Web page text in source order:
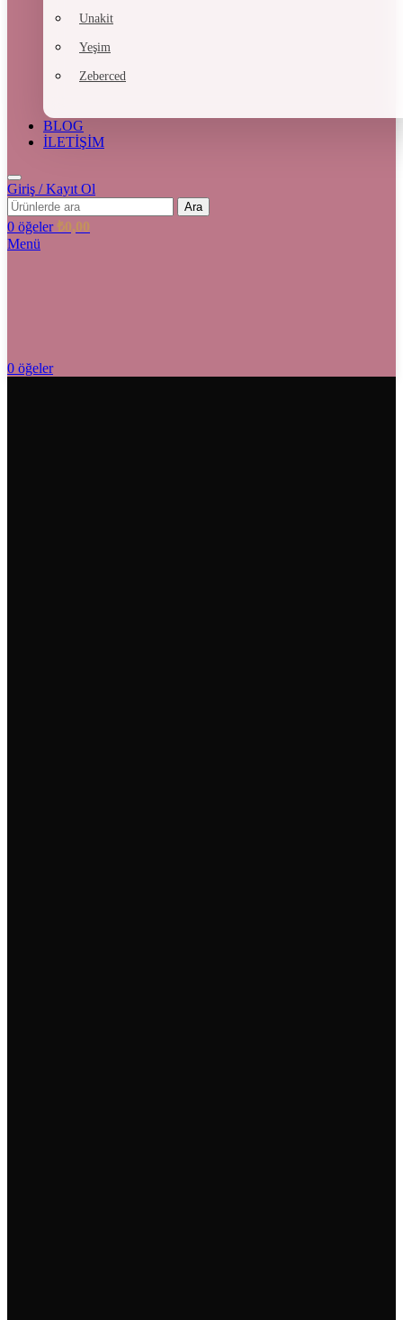
Unakit
Yeşim
Zeberced
BLOG
İLETİŞİM
Giriş / Kayıt Ol
Ara
0 öğeler ₺0,00
Menü
0 öğeler